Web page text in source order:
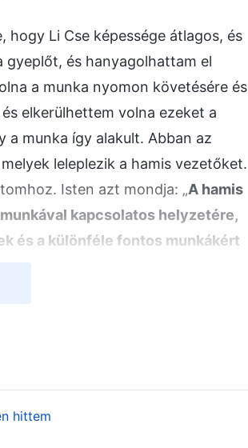
Li Cse képessége átlagos, és
gyeplőt, és hanyagolhattam el
a munka nyomon követésére és
elkerülhettem volna ezeket a
a munka így alakult. Abban az
leleplezik a hamis vezetőket.
Isten azt mondja: „A hamis
kapcsolatos helyzetére,
és a különféle fontos munkákért
az Istenbe vetett hithez, az
a munkájuk terén
nem tudnak a munka
gyülekezet munkájára és Isten
miként arról sem, hogy
hittem